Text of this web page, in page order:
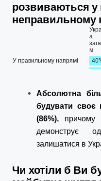
Абсолютна
будувати своє
(86%), причому
демонструє
залишатися в